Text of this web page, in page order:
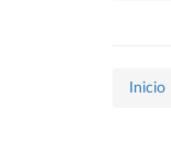
Inicio